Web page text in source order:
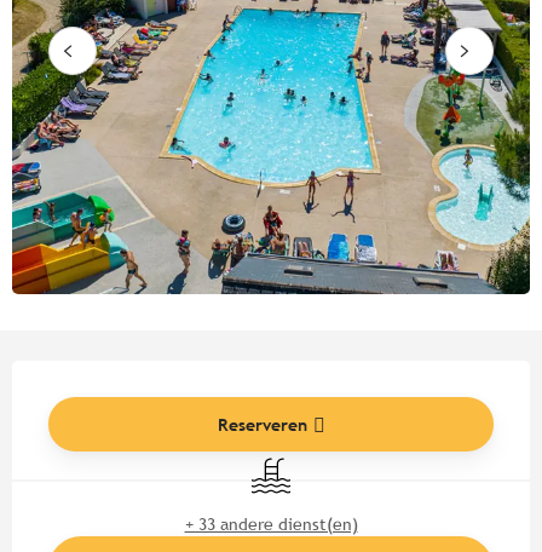
Reserveren
Zwembad
+ 33 andere dienst(en)